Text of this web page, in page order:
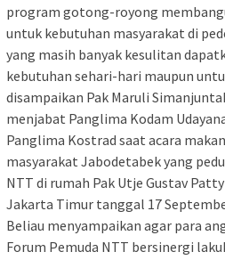
program gotong-royong
untuk kebutuhan masyarakat di
yang masih banyak kesulitan
kebutuhan sehari-hari maupun
disampaikan Pak Maruli
menjabat Panglima Kodam
Panglima Kostrad saat acara
masyarakat Jabodetabek yang
NTT di rumah Pak Utje Gustav
Jakarta Timur tanggal 17
Beliau menyampaikan agar para
Forum Pemuda NTT bersinergi